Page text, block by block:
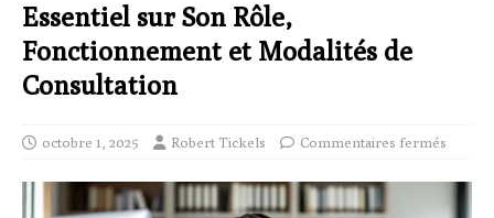
Essentiel sur Son Rôle,
Fonctionnement et Modalités de
Consultation
octobre 1, 2025 Robert Tickels Commentaires fermés